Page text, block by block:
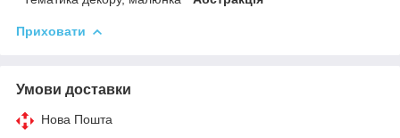
Приховати
Умови доставки
Нова Пошта